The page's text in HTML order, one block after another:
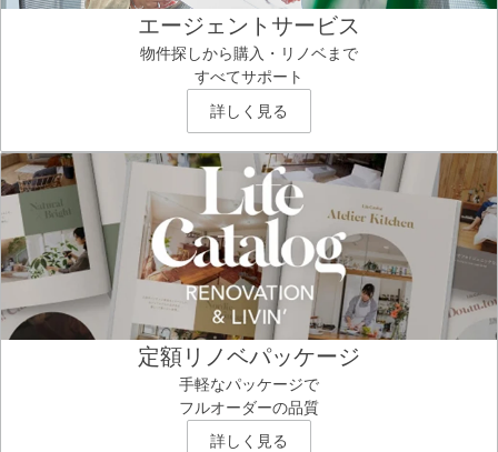
エージェントサービス
物件探しから購入・リノベまで
すべてサポート
詳しく見る
定額リノベパッケージ
手軽なパッケージで
フルオーダーの品質
詳しく見る